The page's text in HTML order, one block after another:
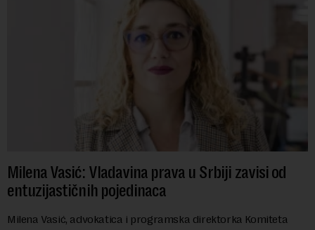
Milena Vasić: Vladavina prava u Srbiji zavisi od
entuzijastičnih pojedinaca
Milena Vasić, advokatica i programska direktorka Komiteta